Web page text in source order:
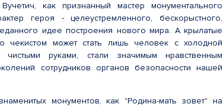
как признанный мастер монументального
героя - целеустремленного, бескорыстного,
идее построения нового мира. А крылатые
чекистом может стать лишь человек с холодной
руками, стали значимым нравственным
сотрудников органов безопасности нашей
монументов, как "Родина-мать зовет" на